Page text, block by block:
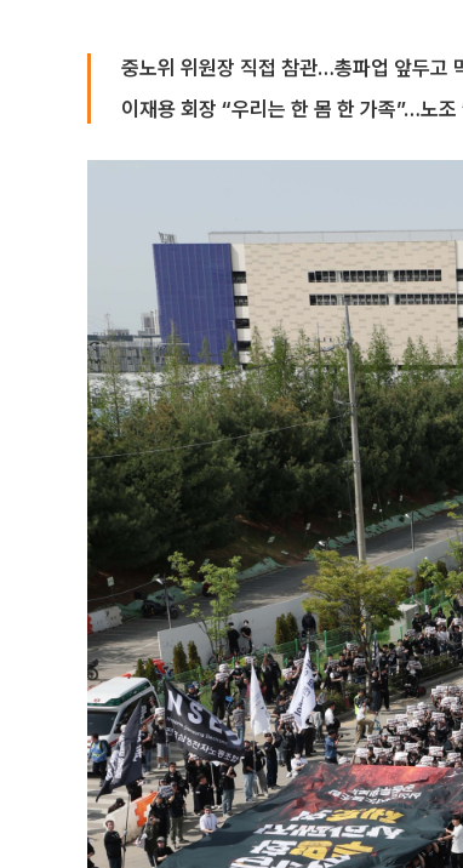
중노위 위원장 직접 참관…총파업 앞두고
이재용 회장 “우리는 한 몸 한 가족”…노조